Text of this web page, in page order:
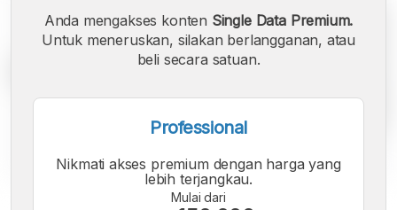
Anda mengakses konten Single Data Premium.
Untuk meneruskan, silakan berlangganan, atau
beli secara satuan.
Professional
Nikmati akses premium dengan harga yang
lebih terjangkau.
Mulai dari